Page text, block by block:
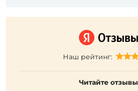
Наш рейтинг:
Читайте отзывы